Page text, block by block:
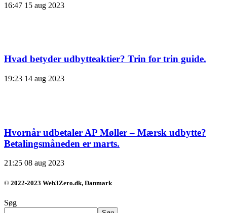
16:47 15 aug 2023
Hvad betyder udbytteaktier? Trin for trin guide.
19:23 14 aug 2023
Hvornår udbetaler AP Møller – Mærsk udbytte?
Betalingsmåneden er marts.
21:25 08 aug 2023
© 2022-2023 Web3Zero.dk, Danmark
Søg